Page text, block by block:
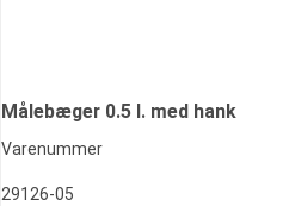
Målebæger 0.5 l. med hank
Varenummer
29126-05